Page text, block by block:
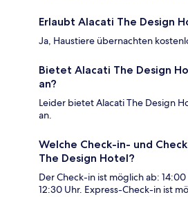
Erlaubt Alacati The Design
Ja, Haustiere übernachten
Bietet Alacati The Design
an?
Leider bietet Alacati The Design
an.
Welche Check-in- und
The Design Hotel?
Der Check-in ist möglich ab:
12:30 Uhr. Express-Check-in ist